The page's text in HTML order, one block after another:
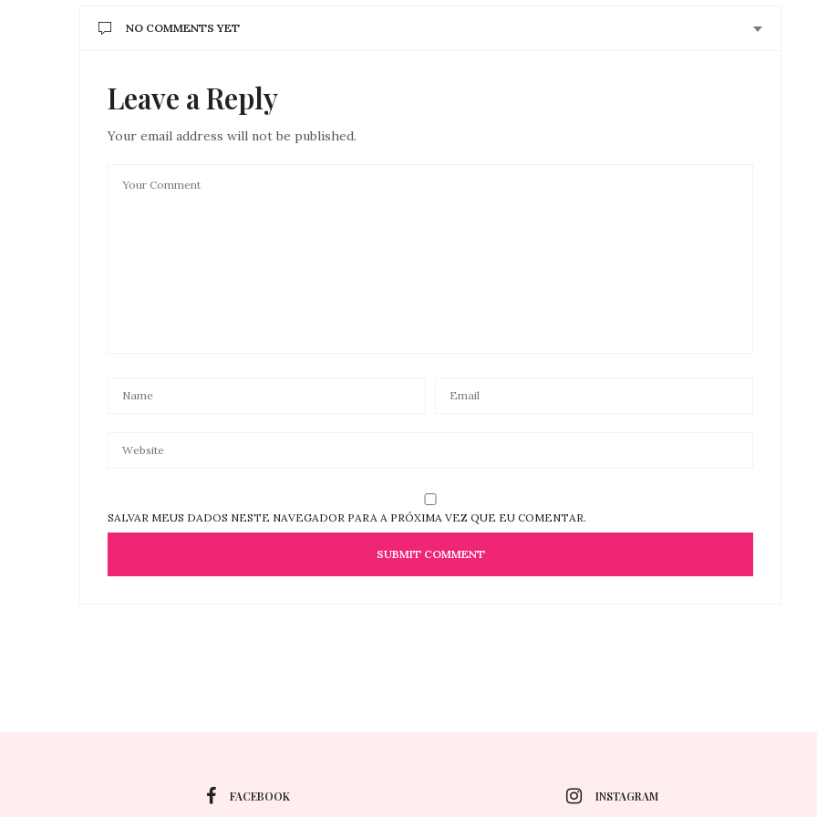
NO COMMENTS YET
Leave a Reply
Your email address will not be published.
SALVAR MEUS DADOS NESTE NAVEGADOR PARA A PRÓXIMA VEZ QUE EU COMENTAR.
FACEBOOK INSTAGRAM